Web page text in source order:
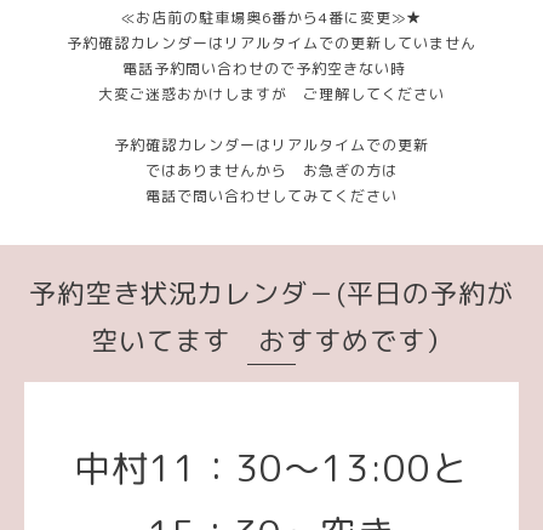
≪お店前の駐車場奥6番から4番に変更≫★
予約確認カレンダーはリアルタイムでの更新していません
電話予約問い合わせので予約空きない時
大変ご迷惑おかけしますが ご理解してください
予約確認カレンダーはリアルタイムでの更新
ではありませんから お急ぎの方は
電話で問い合わせしてみてください
予約空き状況カレンダ－(平日の予約が
空いてます おすすめです）
中村11：30～13:00と